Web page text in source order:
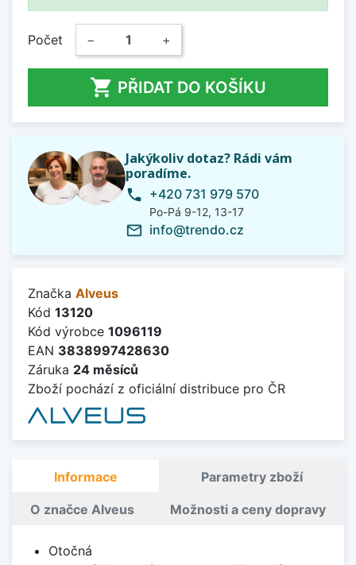
Počet − +
 PŘIDAT DO KOŠÍKU
Jakýkoliv dotaz? Rádi vám
poradíme.
phone +420 731 979 570
Po-Pá 9-12, 13-17
mail_outline info@trendo.cz
Značka Alveus
Kód 13120
Kód výrobce 1096119
EAN 3838997428630
Záruka 24 měsíců
Zboží pochází z oficiální distribuce pro ČR
Informace Parametry zboží
O značce Alveus Možnosti a ceny dopravy
Otočná